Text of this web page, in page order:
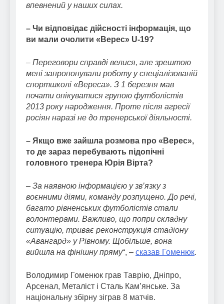
впевнений у наших силах.
– Чи відповідає дійсності інформація, що
ви мали очолити «Верес» U-19?
– Переговори справді велися, але зрештою
мені запропонували роботу у спеціалізованій
спортшколі «Вереса». З 1 березня мав
почати опікуватися групою футболістів
2013 року народження. Проте після агресії
росіян наразі не до тренерської діяльності.
– Якщо вже зайшла розмова про «Верес»,
то де зараз перебувають підопічні
головного тренера Юрія Вірта?
– За наявною інформацією у зв’язку з
воєнними діями, команду розпущено. До речі,
багато рівненських футболістів стали
волонтерами. Важливо, що попри складну
ситуацію, триває реконструкція стадіону
«Авангард» у Рівному. Щобільше, вона
вийшла на фінішну пряму“, – сказав Гоменюк.
Володимир Гоменюк грав Таврію, Дніпро,
Арсенал, Металіст і Сталь Кам’янське. За
національну збірну зіграв 8 матчів.